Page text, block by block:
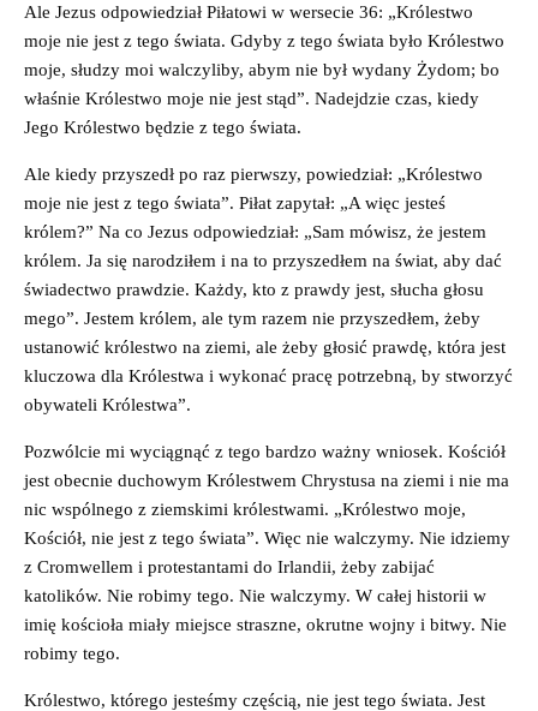
Ale Jezus odpowiedział Piłatowi w wersecie 36: „Królestwo
moje nie jest z tego świata. Gdyby z tego świata było Królestwo
moje, słudzy moi walczyliby, abym nie był wydany Żydom; bo
właśnie Królestwo moje nie jest stąd”. Nadejdzie czas, kiedy
Jego Królestwo będzie z tego świata.
Ale kiedy przyszedł po raz pierwszy, powiedział: „Królestwo
moje nie jest z tego świata”. Piłat zapytał: „A więc jesteś
królem?” Na co Jezus odpowiedział: „Sam mówisz, że jestem
królem. Ja się narodziłem i na to przyszedłem na świat, aby dać
świadectwo prawdzie. Każdy, kto z prawdy jest, słucha głosu
mego”. Jestem królem, ale tym razem nie przyszedłem, żeby
ustanowić królestwo na ziemi, ale żeby głosić prawdę, która jest
kluczowa dla Królestwa i wykonać pracę potrzebną, by stworzyć
obywateli Królestwa”.
Pozwólcie mi wyciągnąć z tego bardzo ważny wniosek. Kościół
jest obecnie duchowym Królestwem Chrystusa na ziemi i nie ma
nic wspólnego z ziemskimi królestwami. „Królestwo moje,
Kościół, nie jest z tego świata”. Więc nie walczymy. Nie idziemy
z Cromwellem i protestantami do Irlandii, żeby zabijać
katolików. Nie robimy tego. Nie walczymy. W całej historii w
imię kościoła miały miejsce straszne, okrutne wojny i bitwy. Nie
robimy tego.
Królestwo, którego jesteśmy częścią, nie jest tego świata. Jest